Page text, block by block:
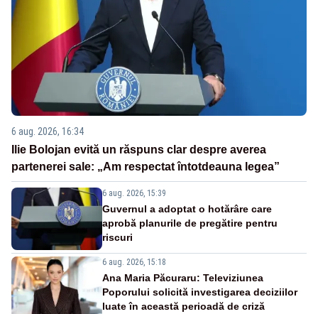
6 aug. 2026, 16:34
Ilie Bolojan evită un răspuns clar despre averea
partenerei sale: „Am respectat întotdeauna legea”
6 aug. 2026, 15:39
Guvernul a adoptat o hotărâre care
aprobă planurile de pregătire pentru
riscuri
6 aug. 2026, 15:18
Ana Maria Păcuraru: Televiziunea
Poporului solicită investigarea deciziilor
luate în această perioadă de criză